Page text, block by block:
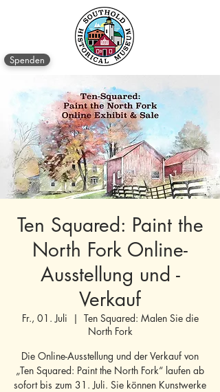
Spenden
Ten Squared: Paint the
North Fork Online-
Ausstellung und -
Verkauf
Fr., 01. Juli
  |
Ten Squared: Malen Sie die
North Fork
Die Online-Ausstellung und der Verkauf von
„Ten Squared: Paint the North Fork“ laufen ab
sofort bis zum 31. Juli. Sie können Kunstwerke